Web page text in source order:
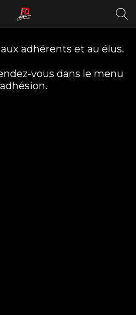
adhérents et au élus.
vous dans le menu
adhésion.